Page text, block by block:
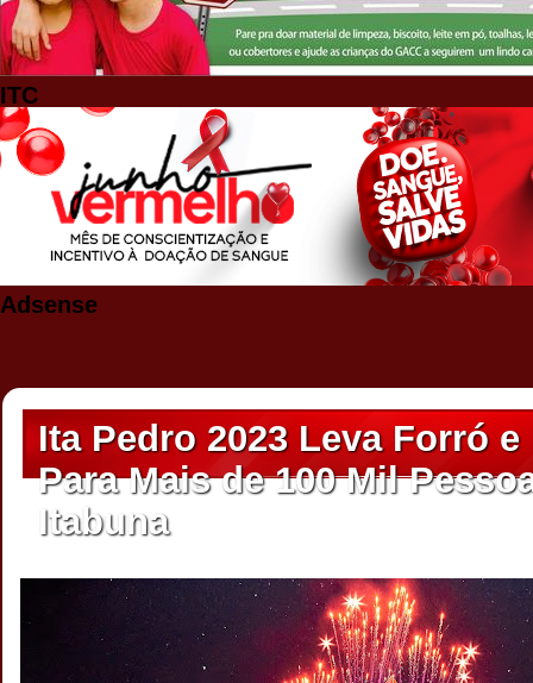
ITC
Adsense
Ita Pedro 2023 Leva Forró
Para Mais de 100 Mil
Itabuna